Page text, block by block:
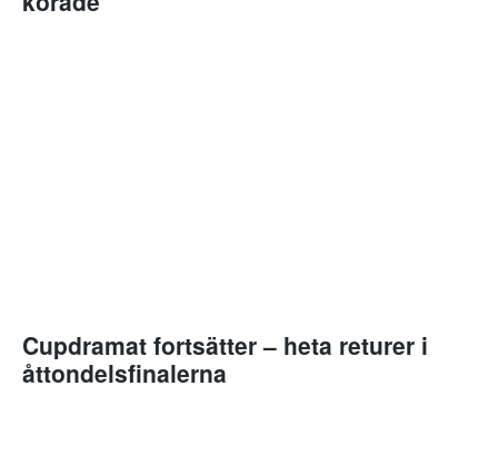
Cupdramat fortsätter – heta returer i
åttondelsfinalerna